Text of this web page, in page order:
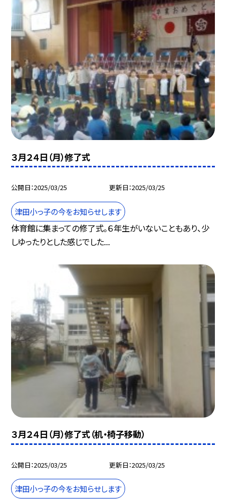
３月２４日（月）修了式
公開日 2025/03/25 更新日 2025/03/25
津田小っ子の今をお知らせします
体育館に集まっての修了式。６年生がいないこともあり、少
しゆったりとした感じでした...
３月２４日（月）修了式（机・椅子移動）
公開日 2025/03/25 更新日 2025/03/25
津田小っ子の今をお知らせします